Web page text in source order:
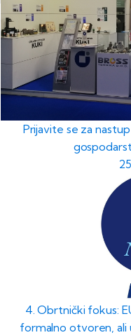
Prijavite se za
4. Obrtnički fokus:
formalno otvoren, ali